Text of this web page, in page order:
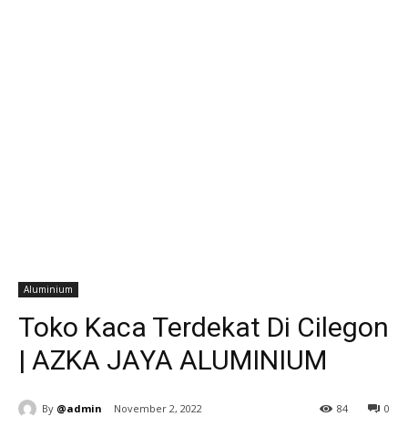
Aluminium
Toko Kaca Terdekat Di Cilegon
| AZKA JAYA ALUMINIUM
By @admin November 2, 2022 0
84